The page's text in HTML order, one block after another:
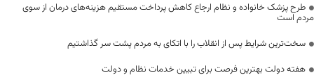
طرح پزشک خانواده و نظام ارجاع کاهش پرداخت مستقیم هزینه‌های درمان از سوی
مردم است
سخت‌ترین شرایط پس از انقلاب را با اتکای به مردم پشت سر گذاشتیم
هفته دولت بهترین فرصت برای تبیین خدمات نظام و دولت